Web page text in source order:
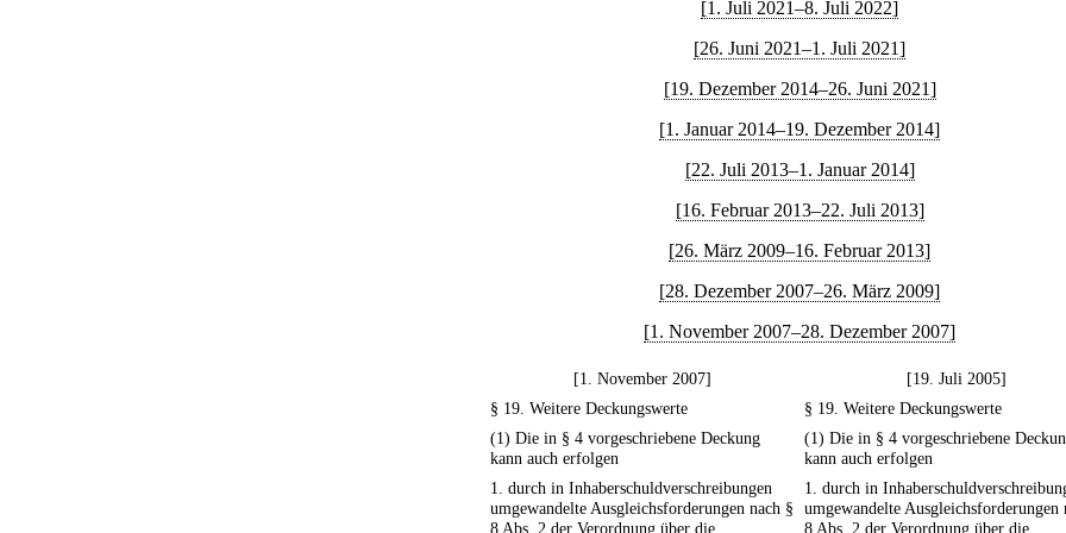
[1. Juli 2021–8. Juli 2022]
[26. Juni 2021–1. Juli 2021]
[19. Dezember 2014–26. Juni 2021]
[1. Januar 2014–19. Dezember 2014]
[22. Juli 2013–1. Januar 2014]
[16. Februar 2013–22. Juli 2013]
[26. März 2009–16. Februar 2013]
[28. Dezember 2007–26. März 2009]
[1. November 2007–28. Dezember 2007]
[1. November 2007]
[19. Juli 2005]
§ 19. Weitere Deckungswerte
§ 19. Weitere Deckungswerte
(1) Die in § 4 vorgeschriebene Deckung
kann auch erfolgen
(1) Die in § 4 vorgeschriebene
kann auch erfolgen
1. durch in Inhaberschuldverschreibungen
umgewandelte Ausgleichsforderungen nach §
8 Abs. 2 der Verordnung über die
1. durch in
umgewandelte Ausgleichsforderungen
8 Abs. 2 der Verordnung über die